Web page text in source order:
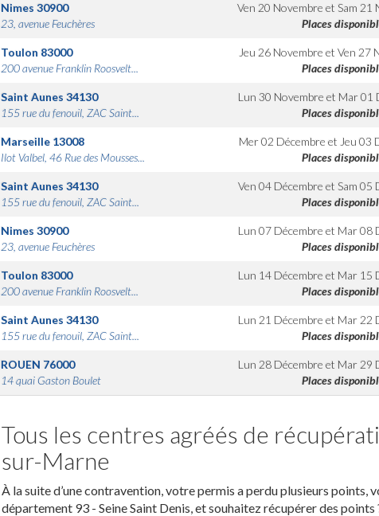
Nimes 30900
23, avenue Feuchères
Ven 20 Novembre etSam 21
Places
Toulon 83000
200 avenue Franklin Roosvelt...
Jeu 26 Novembre etVen 27
Places
Saint Aunes 34130
155 rue du fenouil, ZAC Saint...
Lun 30 Novembre et Mar 01
Places
Marseille 13008
Ilot Valbel, 46 Rue des Mousses...
Mer 02 Décembre et Jeu 03
Places
Saint Aunes 34130
155 rue du fenouil, ZAC Saint...
Ven 04 Décembre etSam 05
Places
Nimes 30900
23, avenue Feuchères
Lun 07 Décembre et Mar 08
Places
Toulon 83000
200 avenue Franklin Roosvelt...
Lun 14 Décembre et Mar 15
Places
Saint Aunes 34130
155 rue du fenouil, ZAC Saint...
Lun 21 Décembre et Mar 22
Places
ROUEN 76000
14 quai Gaston Boulet
Lun 28 Décembre et Mar 29
Places
Tous les centres agréés de
sur-Marne
À la suite d’une contravention, votre permis a perdu plusieurs points,
département 93 - Seine Saint Denis, et souhaitez récupérer des